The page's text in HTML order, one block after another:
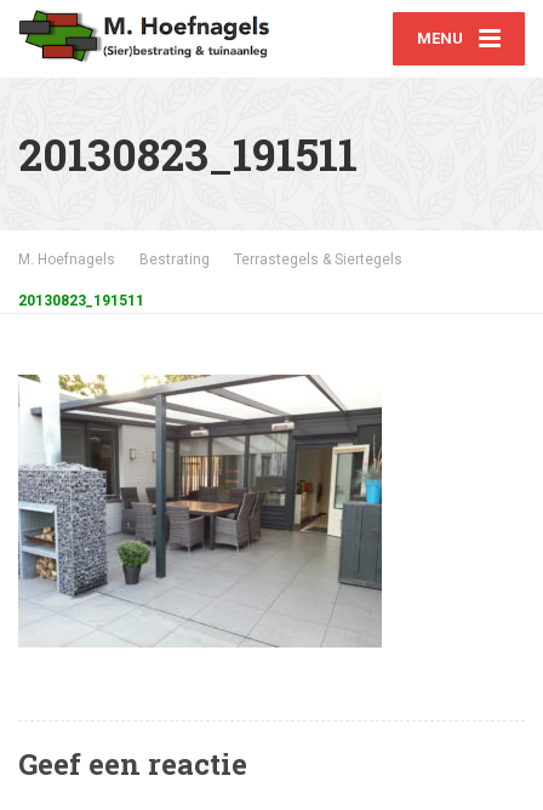
MENU
20130823_191511
M. Hoefnagels Bestrating Terrastegels & Siertegels
20130823_191511
Geef een reactie